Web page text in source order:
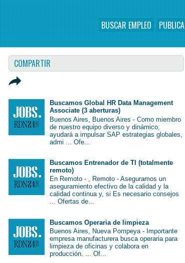
BUSCAR EMPLEO
COMPARTIR
Buscamos Global HR Data Management
Associate (3 aberturas)
Buenos Aires, Buenos Aires - Como miembro
de nuestro equipo diverso y dinámico,
ayudará a impulsar SAP estrategias globales,
admi ... Ofe...
Buscamos Entrenador de TI (totalmente
remoto)
En Remoto - , Remoto - Aseguramos un
aseguramiento efectivo de la calidad y la
calidad continua y, si Es necesario consejos
... Ofertas de...
Buscamos Operaria de limpieza
Buenos Aires, Nueva Pompeya - Importante
empresa manufacturera busca operaria para
limpieza de oficinas y colabora en
producción. ... Of...